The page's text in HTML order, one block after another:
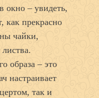
окно – увидеть,
как прекрасно
чайки,
образа – это
настраивает
так и